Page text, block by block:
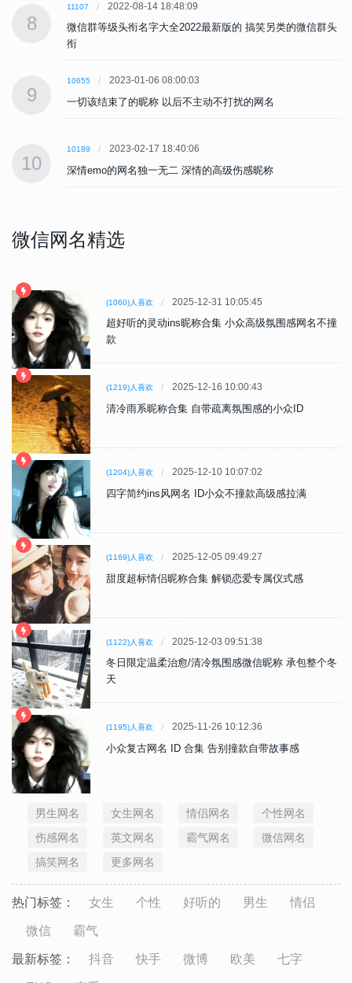
8
11107 2022-08-14 18:48:09
微信群等级头衔名字大全2022最新版的 搞笑另类的微信群头
衔
9
10655 2023-01-06 08:00:03
一切该结束了的昵称 以后不主动不打扰的网名
10
10189 2023-02-17 18:40:06
深情emo的网名独一无二 深情的高级伤感昵称
微信网名精选
(1060)人喜欢 2025-12-31 10:05:45
超好听的灵动ins昵称合集 小众高级氛围感网名不撞
款
(1219)人喜欢 2025-12-16 10:00:43
清冷雨系昵称合集 自带疏离氛围感的小众ID
(1204)人喜欢 2025-12-10 10:07:02
四字简约ins风网名 ID小众不撞款高级感拉满
(1169)人喜欢 2025-12-05 09:49:27
甜度超标情侣昵称合集 解锁恋爱专属仪式感
(1122)人喜欢 2025-12-03 09:51:38
冬日限定温柔治愈/清冷氛围感微信昵称 承包整个冬
天
(1195)人喜欢 2025-11-26 10:12:36
小众复古网名 ID 合集 告别撞款自带故事感
男生网名 女生网名 情侣网名
个性网名
伤感网名
英文网名 霸气网名
微信网名
搞笑网名
更多网名
热门标签： 女生 个性 好听的 男生 情侣
微信 霸气
最新标签： 抖音 快手 微博 欧美 七字